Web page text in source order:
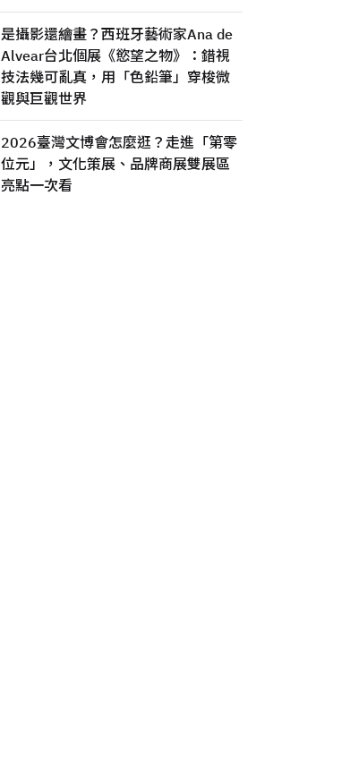
是攝影還繪畫？西班牙藝術家Ana de
Alvear台北個展《慾望之物》：錯視
技法幾可亂真，用「色鉛筆」穿梭微
觀與巨觀世界
2026臺灣文博會怎麼逛？走進「第零
位元」，文化策展、品牌商展雙展區
亮點一次看